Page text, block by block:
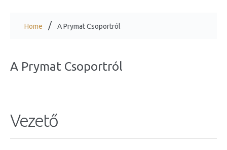
Home A Prymat Csoportról
A Prymat Csoportról
Vezető